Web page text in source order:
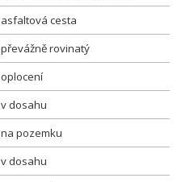
asfaltová cesta
převážně rovinatý
oplocení
v dosahu
na pozemku
v dosahu